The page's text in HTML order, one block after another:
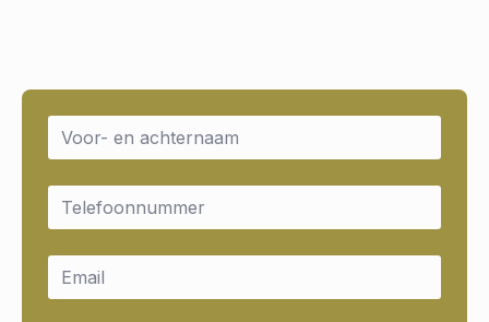
Name
Email
Email